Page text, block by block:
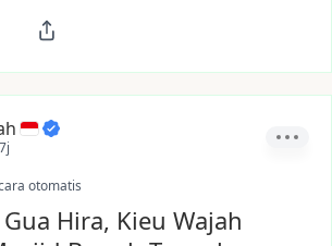
7j
otomatis
Hira, Kieu Wajah